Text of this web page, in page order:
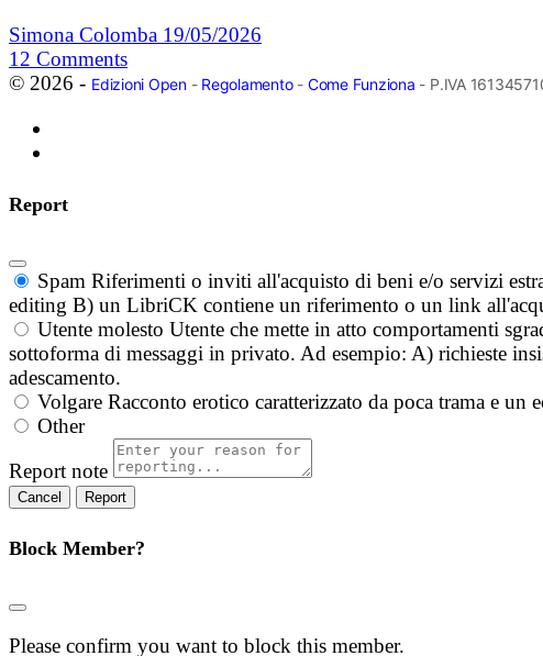
Simona Colomba 19/05/2026
12 Comments
© 2026 - Edizioni Open- Regolamento- Come Funziona - P.IVA
Report
Spam Riferimenti o inviti all'acquisto di beni e/o servizi
editing B) un LibriCK contiene un riferimento o un link
Utente molesto Utente che mette in atto comportamenti
sottoforma di messaggi in privato. Ad esempio: A) richieste
adescamento.
Volgare Racconto erotico caratterizzato da poca trama e
Other
Report note
Report
Block Member?
Please confirm you want to block this member.